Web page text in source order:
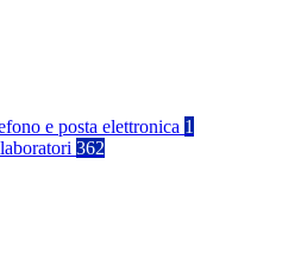
e posta elettronica 1
362